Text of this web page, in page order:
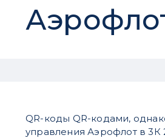
QR-коды QR-кодами,
управления Аэрофлот в 3К